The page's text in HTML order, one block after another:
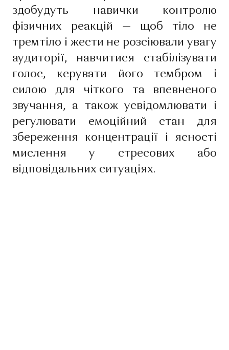
здобудуть навички контролю
фізичних реакцій — щоб тіло не
тремтіло і жести не розсіювали увагу
аудиторії, навчитися стабілізувати
голос, керувати його тембром і
силою для чіткого та впевненого
звучання, а також усвідомлювати і
регулювати емоційний стан для
збереження концентрації і ясності
мислення у стресових або
відповідальних ситуаціях.